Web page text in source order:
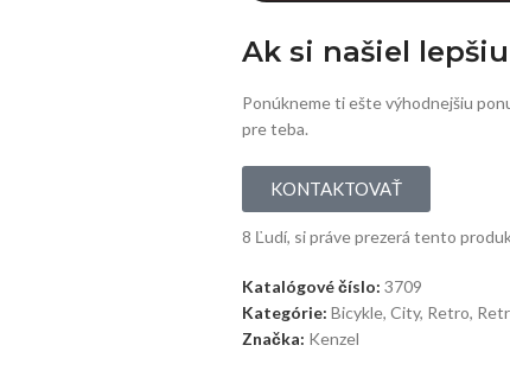
Ak si našiel
Ponúkneme ti ešte výhodnejšiu
pre teba.
KONTAKTOVAŤ
8 Ľudí, si práve prezerá tento
Katalógové číslo: 3709
Kategórie: Bicykle, City, Retro,
Značka: Kenzel